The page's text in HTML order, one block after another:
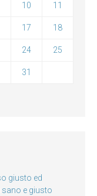
10 11
17 18
24 25
31
giusto ed
sano e giusto